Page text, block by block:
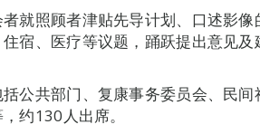
就照顾者津贴先导计划、口述影
宿、医疗等议题，踊跃提出意见
公共部门、复康事务委员会、民间
约130人出席。